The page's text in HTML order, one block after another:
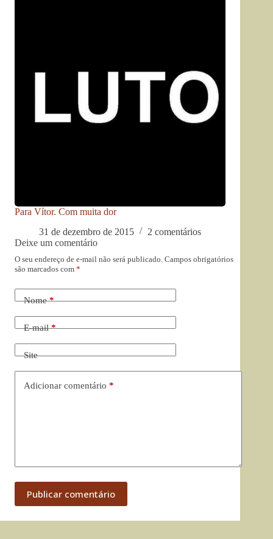
Para Vítor. Com muita dor
31 de dezembro de 2015
2 comentários
Deixe um comentário
O seu endereço de e-mail não será publicado. Campos obrigatórios
são marcados com *
Nome*
E-mail*
Site
Adicionar comentário *
Publicar comentário